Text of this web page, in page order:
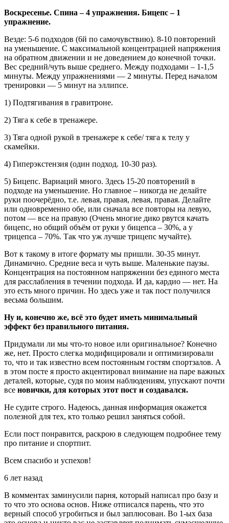
Воскресенье. Спина – 4 упражнения. Бицепс – 1
упражнение.
Везде: 5-6 подходов (6й по самочувствию). 8-10 повторений
на уменьшение. С максимальной концентрацией напряжения
на обратном движении и не доведением до конечной точки.
Вес средний/чуть выше среднего. Между подходами – 1-1,5
минуты. Между упражнениями — 2 минуты. Перед началом
тренировки — 5 минут на эллипсе.
1) Подтягивания в гравитроне.
2) Тяга к себе в тренажере.
3) Тяга одной рукой в тренажере к себе/ тяга к телу у
скамейки.
4) Гиперэкстензия (один подход. 10-30 раз).
5) Бицепс. Вариаций много. Здесь 15-20 повторений в
подходе на уменьшение. Но главное – никогда не делайте
руки поочерёдно, т.е. левая, правая, левая, правая. Делайте
или одновременно обе, или сначала все повторы на левую,
потом — все на правую (Очень многие дико рвутся качать
бицепс, но общий объём от руки у бицепса – 30%, а у
трицепса – 70%. Так что уж лучше трицепс мучайте).
Вот к такому в итоге формату мы пришли. 30-35 минут.
Динамично. Средние веса и чуть выше. Маленькие паузы.
Концентрация на постоянном напряжении без единого места
для расслабления в течении подхода. И да, кардио — нет. На
это есть много причин. Но здесь уже и так пост получился
весьма большим.
Ну и, конечно же, всё это будет иметь минимальный
эффект без правильного питания.
Придумали ли мы что-то новое или оригинальное? Конечно
же, нет. Просто слегка модифицировали и оптимизировали
то, что и так известно всем постоянным гостям спортзалов. А
в этом посте я просто акцентировал внимание на паре важных
деталей, которые, судя по моим наблюдениям, упускают почти
все новички, для которых этот пост и создавался.
Не судите строго. Надеюсь, данная информация окажется
полезной для тех, кто только решил заняться собой.
Если пост понравится, раскрою в следующем подробнее тему
про питание и спортпит.
Всем спасибо и успехов!
6 лет назад
В комментах заминусили парня, который написал про базу и
то что это основа основ. Ниже отписался парень, что это
верный способ угробиться и был заплюсован. Во 1-ых база